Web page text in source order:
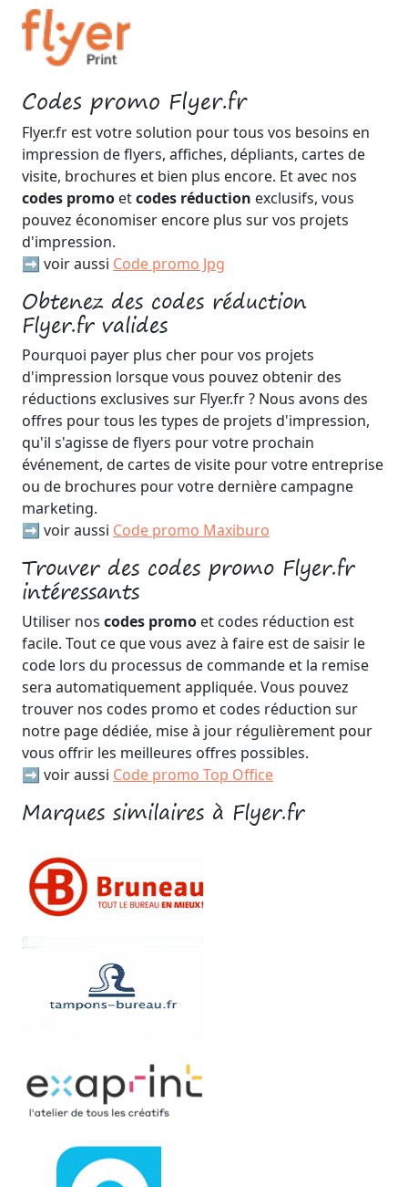
Codes promo Flyer.fr
Flyer.fr est votre solution pour tous vos besoins en
impression de flyers, affiches, dépliants, cartes de
visite, brochures et bien plus encore. Et avec nos
codes promo etcodes réduction exclusifs, vous
pouvez économiser encore plus sur vos projets
d'impression.
➡️ voir aussi Code promo Jpg
Obtenez des codes réduction
Flyer.fr valides
Pourquoi payer plus cher pour vos projets
d'impression lorsque vous pouvez obtenir des
réductions exclusives sur Flyer.fr ? Nous avons des
offres pour tous les types de projets d'impression,
qu'il s'agisse de flyers pour votre prochain
événement, de cartes de visite pour votre entreprise
ou de brochures pour votre dernière campagne
marketing.
➡️ voir aussi Code promo Maxiburo
Trouver des codes promo Flyer.fr
intéressants
Utiliser nos codes promo et codes réduction est
facile. Tout ce que vous avez à faire est de saisir le
code lors du processus de commande et la remise
sera automatiquement appliquée. Vous pouvez
trouver nos codes promo et codes réduction sur
notre page dédiée, mise à jour régulièrement pour
vous offrir les meilleures offres possibles.
➡️ voir aussi Code promo Top Office
Marques similaires à Flyer.fr